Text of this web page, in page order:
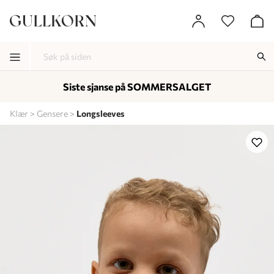
Lagt i kurven, utmerket valg!
Klær Gensere Longsleeves
Siste sjanse på SOMMERSALGET
-
-
-